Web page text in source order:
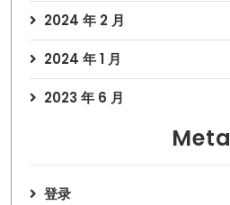
2024 年 2 月
2024 年 1 月
2023 年 6 月
Meta
登录